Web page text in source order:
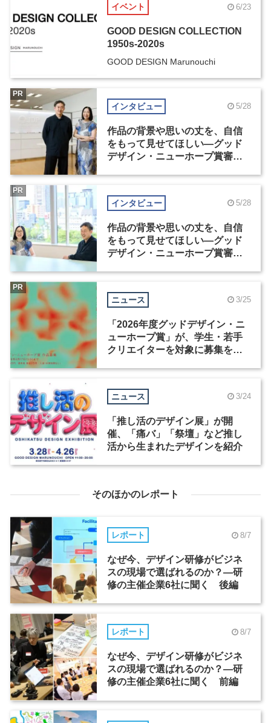
イベント 6/23
GOOD DESIGN COLLECTION
1950s-2020s
GOOD DESIGN Marunouchi
インタビュー 5/28
作品の背景や思いの丈を、自信
をもって見せてほしい―グッド
デザイン・ニューホープ賞審査
PR
インタビュー 5/28
作品の背景や思いの丈を、自信
をもって見せてほしい―グッド
デザイン・ニューホープ賞審査
PR
ニュース 3/25
「2026年度グッドデザイン・ニ
ューホープ賞」が、学生・若手
クリエイターを対象に募集を開
PR
ニュース 3/24
「推し活のデザイン展」が開
催、「痛バ」「祭壇」など推し
活から生まれたデザインを紹介
そのほかのレポート
レポート 8/7
なぜ今、デザイン研修がビジネ
スの現場で選ばれるのか？―研
修の主催企業6社に聞く 後編
レポート 8/7
なぜ今、デザイン研修がビジネ
スの現場で選ばれるのか？―研
修の主催企業6社に聞く 前編